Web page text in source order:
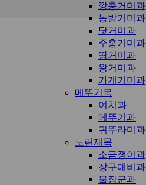
깡충거미과
농발거미과
닷거미과
주홍거미과
땅거미과
왕거미과
가게거미과
메뚜기목
여치과
메뚜기과
귀뚜라미과
노린재목
소금쟁이과
장구애비과
물장군과